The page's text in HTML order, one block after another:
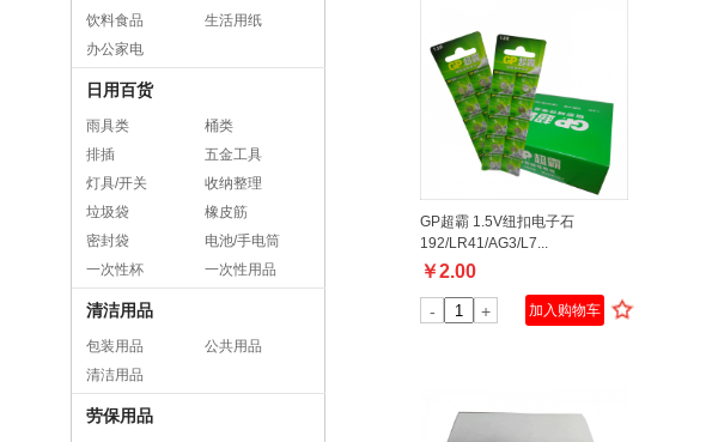
饮料食品
生活用纸
办公家电
日用百货
雨具类
桶类
排插
五金工具
灯具/开关
收纳整理
垃圾袋
橡皮筋
密封袋
电池/手电筒
一次性杯
一次性用品
清洁用品
包装用品
公共用品
清洁用品
劳保用品
GP超霸 1.5V纽扣电子石
192/LR41/AG3/L7...
￥2.00
- + 加入购物车